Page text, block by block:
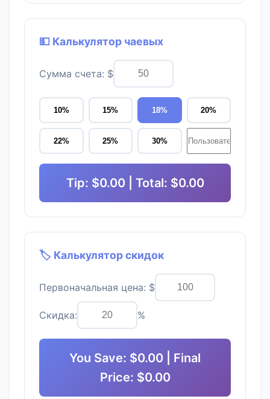
💵 Калькулятор чаевых
Сумма счета: $
10% 15% 18% 20%
22% 25% 30%
Tip: $0.00| Total: $0.00
🏷️ Калькулятор скидок
Первоначальная цена: $
Скидка: %
You Save: $0.00 | Final
Price: $0.00